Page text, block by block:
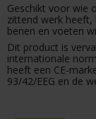
Geschikt voor wie
zittend werk
benen en voeten
Dit product is
internationale
heeft een CE-
93/42/EEG en de